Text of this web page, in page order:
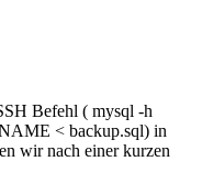
Befehl ( mysql -h
< backup.sql) in
wir nach einer kurzen